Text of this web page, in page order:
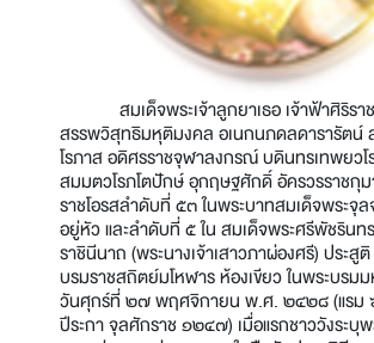
สมเด็จพระเจ้าลูกยาเธอ เจ้าฟ้าศิริ
สรรพวิสุทธิมหุติมงคล อเนกนภดลดารารัต
โรภาส อดิศรราชจุฬาลงกรณ์ บดินทรเทพยว
สมมตวโรภโตปักษ์ อุกฤษฐศักดิ์ อัครวรราชกุ
ราชโอรสลำดับที่ ๕๓ ในพระบาทสมเด็จพระจุล
อยู่หัว และลำดับที่ ๕ ใน สมเด็จพระศรีพัชรินท
ราชินีนาถ (พระนางเจ้าเสาวภาผ่องศรี) ประ
บรมราชสถิตย์มโหฬาร ห้องเขียว ในพระบรมม
วันศุกร์ที่ ๒๗ พฤศจิกายน พ.ศ. ๒๔๒๘ (แรม
ปีระกา จุลศักราช ๑๒๔๗) เมื่อแรกชาววังระบุ